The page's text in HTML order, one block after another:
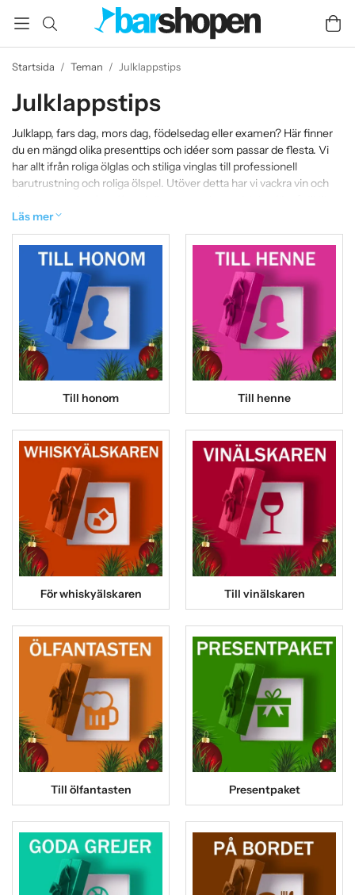
Startsida / Teman / Julklappstips
Julklappstips
Julklapp, fars dag, mors dag, födelsedag eller examen? Här finner
du en mängd olika presenttips och idéer som passar de flesta. Vi
har allt ifrån roliga ölglas och stiliga vinglas till professionell
barutrustning och roliga ölspel. Utöver detta har vi vackra vin och
som vin och whisky. Kika gärna igenom vårt stora utbud på olika
presentförpackningar.
Läs mer
Till honom Till henne
För whiskyälskaren Till vinälskaren
Till ölfantasten Presentpaket